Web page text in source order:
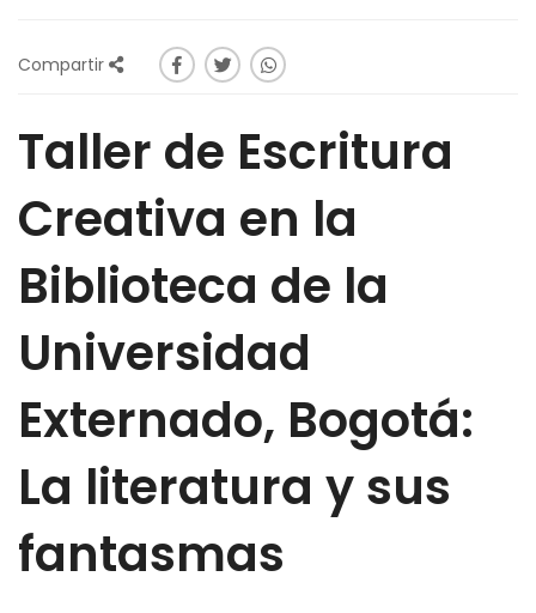
Compartir
Taller de Escritura
Creativa en la
Biblioteca de la
Universidad
Externado, Bogotá:
La literatura y sus
fantasmas